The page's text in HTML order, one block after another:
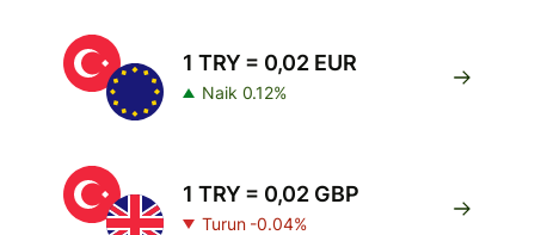
1 TRY = 0,02 EUR
Naik 0.12%
1 TRY = 0,02 GBP
Turun -0.04%